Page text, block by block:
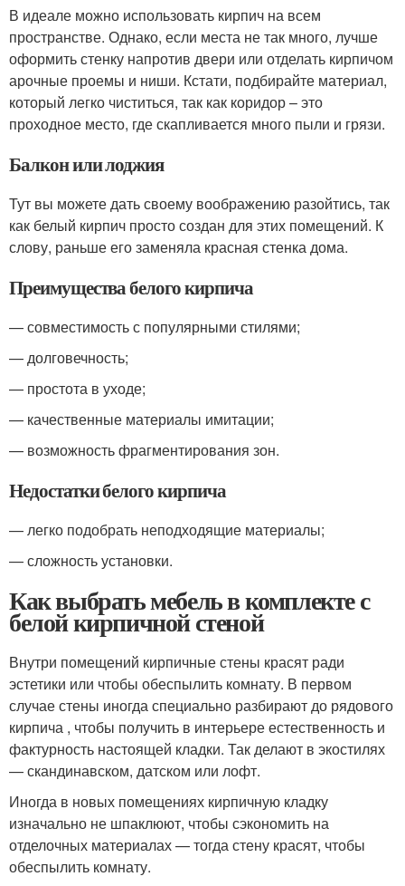
В идеале можно использовать кирпич на всем
пространстве. Однако, если места не так много, лучше
оформить стенку напротив двери или отделать кирпичом
арочные проемы и ниши. Кстати, подбирайте материал,
который легко чиститься, так как коридор – это
проходное место, где скапливается много пыли и грязи.
Балкон или лоджия
Тут вы можете дать своему воображению разойтись, так
как белый кирпич просто создан для этих помещений. К
слову, раньше его заменяла красная стенка дома.
Преимущества белого кирпича
— совместимость с популярными стилями;
— долговечность;
— простота в уходе;
— качественные материалы имитации;
— возможность фрагментирования зон.
Недостатки белого кирпича
— легко подобрать неподходящие материалы;
— сложность установки.
Как выбрать мебель в комплекте с
белой кирпичной стеной
Внутри помещений кирпичные стены красят ради
эстетики или чтобы обеспылить комнату. В первом
случае стены иногда специально разбирают до рядового
кирпича , чтобы получить в интерьере естественность и
фактурность настоящей кладки. Так делают в экостилях
— скандинавском, датском или лофт.
Иногда в новых помещениях кирпичную кладку
изначально не шпаклюют, чтобы сэкономить на
отделочных материалах — тогда стену красят, чтобы
обеспылить комнату.